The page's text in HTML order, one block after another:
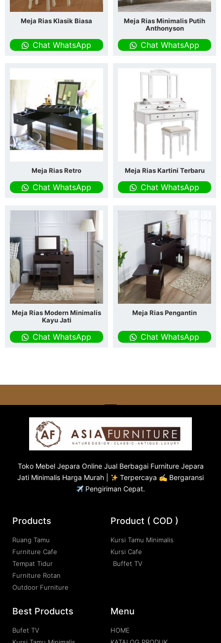
Meja Rias Klasik Biasa
Chat WhatsApp
Meja Rias Minimalis Putih
Anthonyson
Chat WhatsApp
Meja Rias Retro
Chat WhatsApp
Meja Rias Kartini Terbaru
Chat WhatsApp
Meja Rias Modern Minimalis
Kayu Jati
Chat WhatsApp
Meja Rias Pengantin
Chat WhatsApp
Toko Mebel Jepara Online Jual Berbagai Furniture Jepara
Jati Minimalis Harga Murah |
Terpercaya ✍ Bergaransi
Pengiriman Cepat.
Products
Ruang Tamu
Furniture Cafe
Tempat Tidur
Furniture Rotan
Outdoor Furniture
Product ( COD )
Kursi Tamu Minimalis
Kursi Cafe
Buffet TV
Best Products
Bufet TV
Menu
HOME